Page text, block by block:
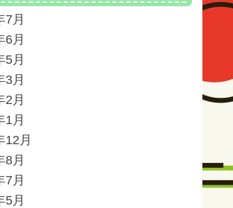
7月
6月
5月
3月
2月
1月
12月
8月
7月
5月